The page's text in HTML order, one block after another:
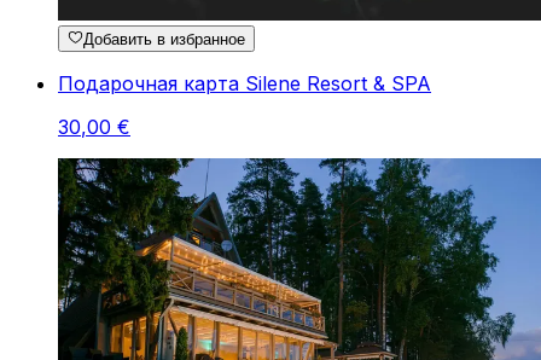
Добавить в избранное
Подарочная карта Silene Resort & SPA
30,00 €